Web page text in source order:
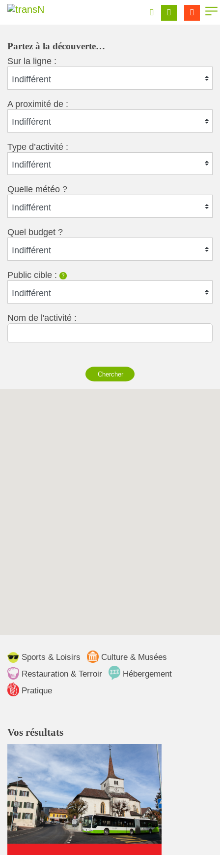
Partez à la découverte…
Sur la ligne :
Indifférent
A proximité de :
Indifférent
Type d’activité :
Indifférent
Quelle météo ?
Indifférent
Quel budget ?
Indifférent
Public cible : ?
Indifférent
Nom de l'activité :
Sports & Loisirs
Culture & Musées
Restauration & Terroir
Hébergement
Pratique
Vos résultats